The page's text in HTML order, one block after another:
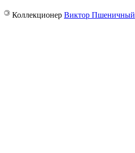
© Коллекционер Виктор Пшеничный